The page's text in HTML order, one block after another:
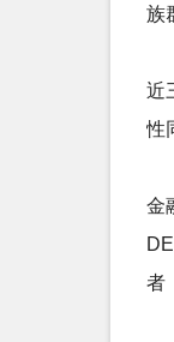
族
近
性
金
者